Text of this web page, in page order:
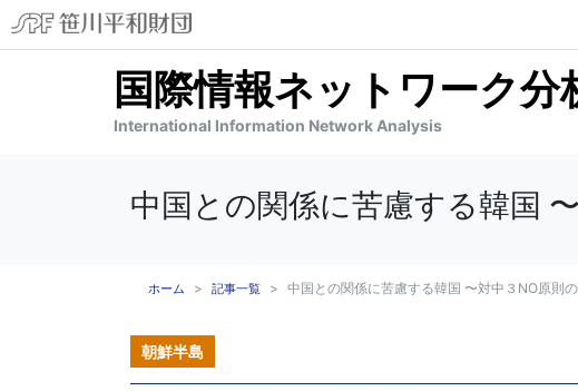
国際情報ネットワーク分
International Information Network Analysis
中国との関係に苦慮する韓国
ホーム 記事一覧 中国との関係に苦慮する韓国 〜対中３NO原則
朝鮮半島